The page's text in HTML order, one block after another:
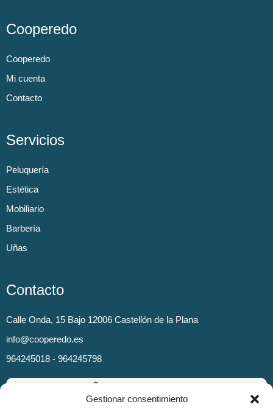
Gestionar consentimiento
Cooperedo
Cooperedo
Mi cuenta
Contacto
Servicios
Peluquería
Estética
Mobiliario
Barbería
Uñas
Contacto
Calle Onda, 15 Bajo 12006 Castellón de la Plana
info@cooperedo.es
964245018 - 964245798